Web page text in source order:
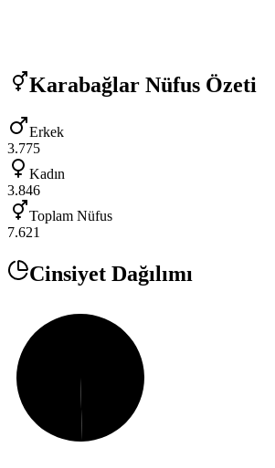
Karabağlar Nüfus Özeti
Erkek
3.775
Kadın
3.846
Toplam Nüfus
7.621
Cinsiyet Dağılımı